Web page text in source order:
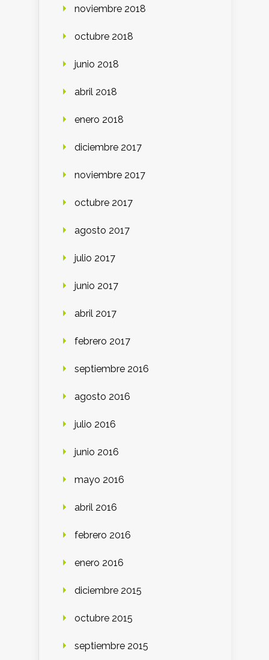
noviembre 2018
octubre 2018
junio 2018
abril 2018
enero 2018
diciembre 2017
noviembre 2017
octubre 2017
agosto 2017
julio 2017
junio 2017
abril 2017
febrero 2017
septiembre 2016
agosto 2016
julio 2016
junio 2016
mayo 2016
abril 2016
febrero 2016
enero 2016
diciembre 2015
octubre 2015
septiembre 2015